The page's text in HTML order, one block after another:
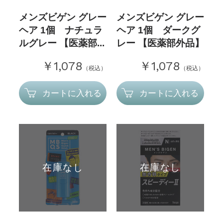
メンズビゲン グレー
ヘア 1個 ナチュラ
ルグレー 【医薬部...
￥1,078 （税込）
カートに入れる
メンズビゲン グレー
ヘア 1個 ダークグ
レー 【医薬部外品】
￥1,078 （税込）
カートに入れる
在庫なし 在庫なし